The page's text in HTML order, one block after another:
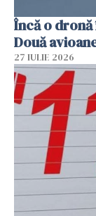
Încă o dronă
Două
27 IULIE 2026